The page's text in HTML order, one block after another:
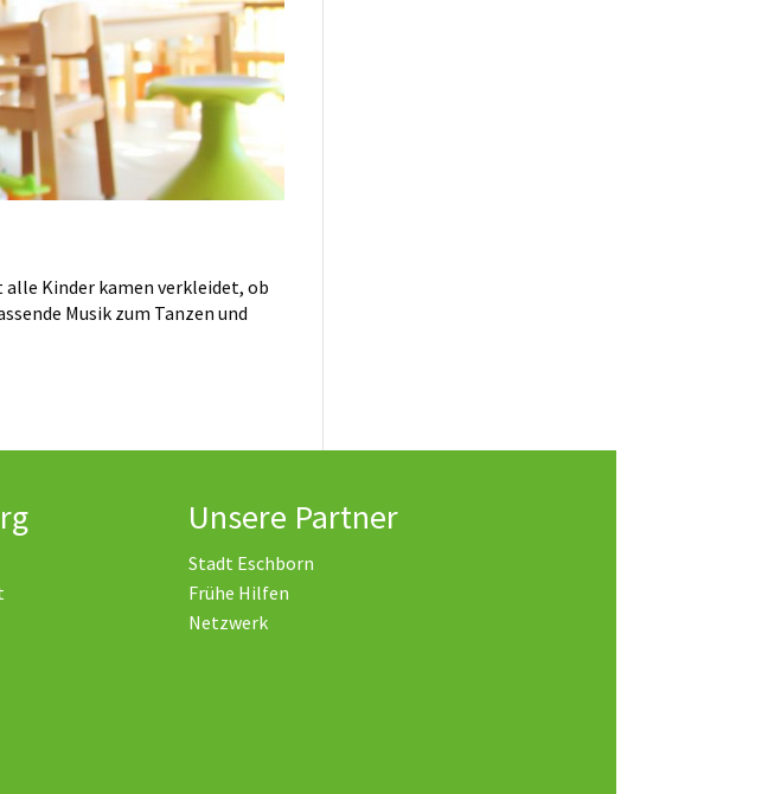
Kinder kamen verkleidet, ob
Musik zum Tanzen und
Unsere Partner
Stadt Eschborn
Frühe Hilfen
Netzwerk